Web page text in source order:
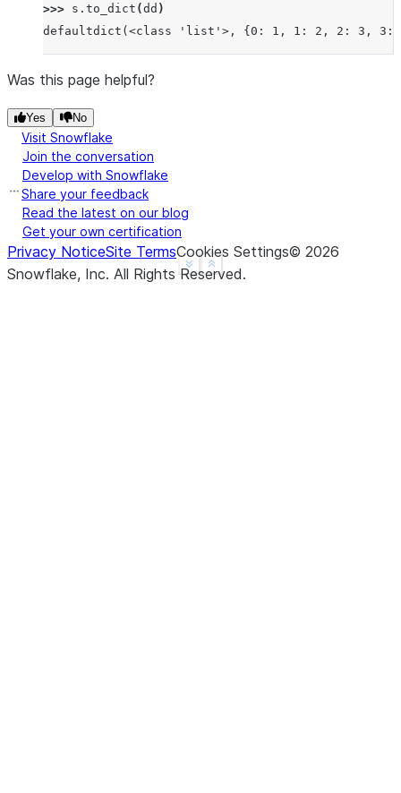
>>> s . to_dict (dd )
defaultdict(<class 'list'>, {0: 1, 1: 2, 2: 3, 3:
Show less
See more
Was this page helpful?
Yes No
Visit Snowflake
Join the conversation
Develop with Snowflake
Share your feedback
Read the latest on our blog
Get your own certification
Privacy NoticeSite TermsCookies Settings© 2026
Snowflake, Inc. All Rights Reserved.